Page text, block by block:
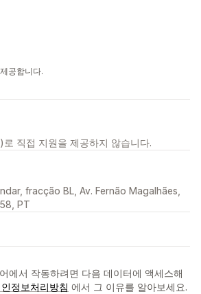
공합니다.
직접 지원을 제공하지 않습니다.
fracção BL, Av. Fernão Magalhães,
PT
에서 작동하려면 다음 데이터에 액세스해
정보처리방침 에서 그 이유를 알아보세요.